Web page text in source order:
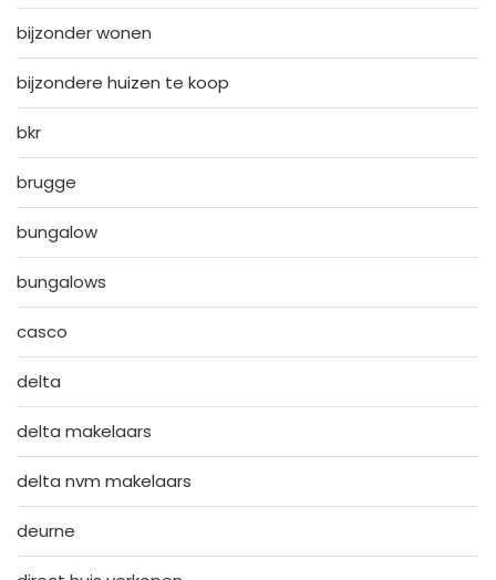
bijzonder wonen
bijzondere huizen te koop
bkr
brugge
bungalow
bungalows
casco
delta
delta makelaars
delta nvm makelaars
deurne